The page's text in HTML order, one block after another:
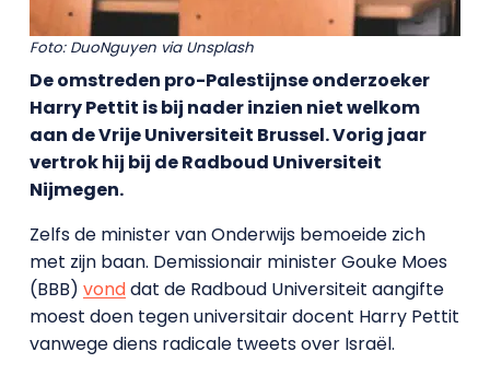
Foto: DuoNguyen via Unsplash
De omstreden pro-Palestijnse onderzoeker
Harry Pettit is bij nader inzien niet welkom
aan de Vrije Universiteit Brussel. Vorig jaar
vertrok hij bij de Radboud Universiteit
Nijmegen.
Zelfs de minister van Onderwijs bemoeide zich
met zijn baan. Demissionair minister Gouke Moes
(BBB) vonddat de Radboud Universiteit aangifte
moest doen tegen universitair docent Harry Pettit
vanwege diens radicale tweets over Israël.